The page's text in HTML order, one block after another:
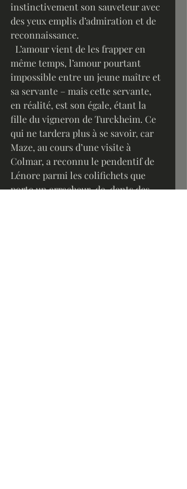
instinctivement son sauveteur avec
des yeux emplis d’admiration et de
reconnaissance.
même temps, l’amour pourtant
impossible entre un jeune maître et
sa servante – mais cette servante,
en réalité, est son égale, étant la
fille du vigneron de Turckheim. Ce
qui ne tardera plus à se savoir, car
Maze, au cours d’une visite à
Colmar, a reconnu le pendentif de
Lénore parmi les colifichets que
porte un arracheur-de-dents des